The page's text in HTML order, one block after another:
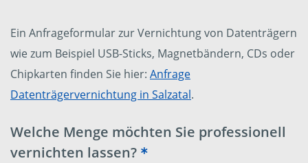
Ein Anfrageformular zur Vernichtung von Datenträgern
wie zum Beispiel USB-Sticks, Magnetbändern, CDs oder
Chipkarten finden Sie hier: Anfrage
Datenträgervernichtung in Salzatal.
Welche Menge möchten Sie professionell
vernichten lassen?